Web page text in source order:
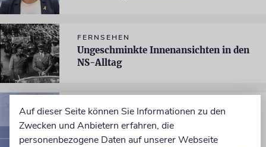
FERNSEHEN
Ungeschminkte Innenansichten in den
NS-Alltag
BUCH
Auf dieser Seite können Sie Informationen zu den
Zwecken und Anbietern erfahren, die
personenbezogene Daten auf unserer Webseite